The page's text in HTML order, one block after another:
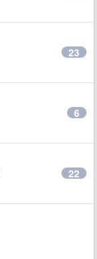
23
6
22